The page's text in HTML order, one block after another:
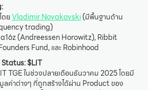
ดยVladimir Novakovski(มีพื้นฐานด้าน
trading)
a16z (Andreessen Horowitz), Ribbit
Fund, และ Robinhood
$LIT
TGE ในช่วงปลายเดือนธันวาคม 2025 โดยมี
ลค่าต่างๆ ที่ถูกสร้างได้ผ่าน Product ของ